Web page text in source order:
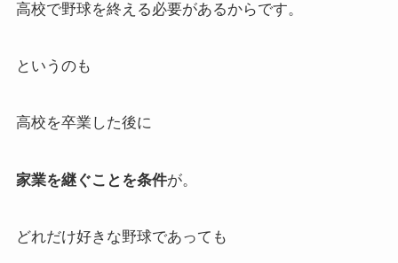
高校で野球を終える必要があるからです。
というのも
高校を卒業した後に
家業を継ぐことを条件が。
どれだけ好きな野球であっても